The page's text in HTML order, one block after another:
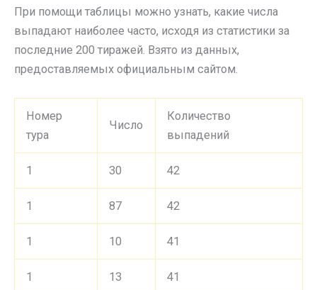
При помощи таблицы можно узнать, какие числа
выпадают наиболее часто, исходя из статистики за
последние 200 тиражей. Взято из данных,
предоставляемых официальным сайтом.
Номер
тура
Число
Количество
выпадений
1 30 42
1 87 42
1 10 41
1 13 41